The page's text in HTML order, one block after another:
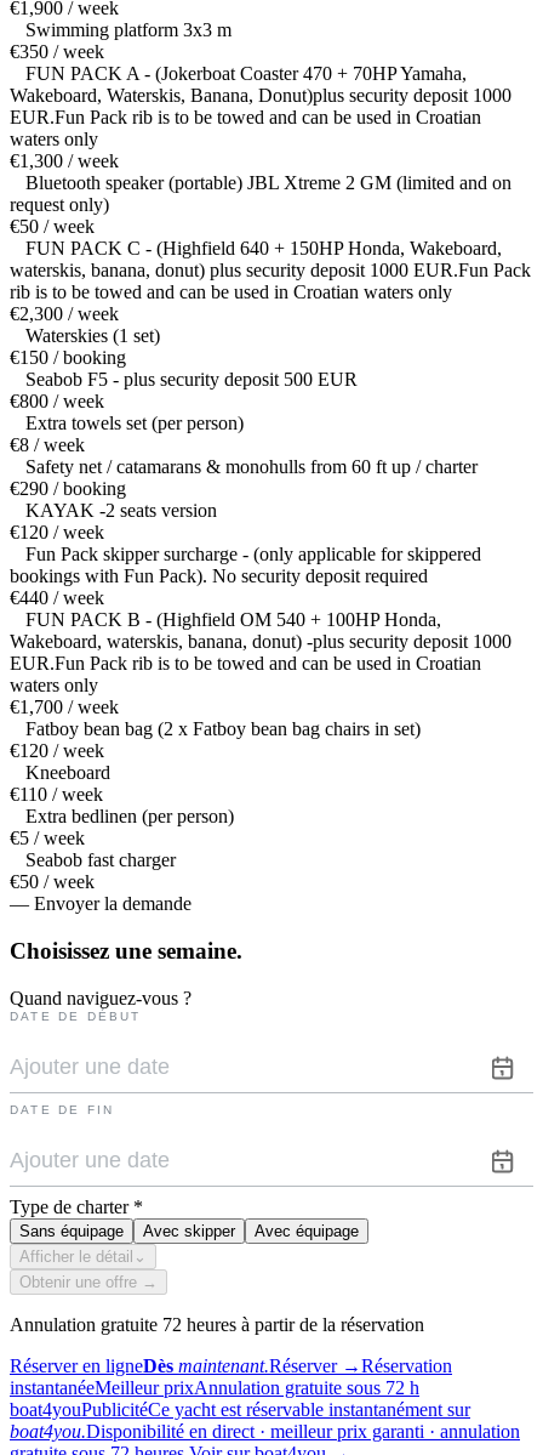
€1,900 / week
Swimming platform 3x3 m
€350 / week
FUN PACK A - (Jokerboat Coaster 470 + 70HP Yamaha,
Wakeboard, Waterskis, Banana, Donut)plus security deposit 1000
EUR.Fun Pack rib is to be towed and can be used in Croatian
waters only
€1,300 / week
Bluetooth speaker (portable) JBL Xtreme 2 GM (limited and on
request only)
€50 / week
FUN PACK C - (Highfield 640 + 150HP Honda, Wakeboard,
waterskis, banana, donut) plus security deposit 1000 EUR.Fun Pack
rib is to be towed and can be used in Croatian waters only
€2,300 / week
Waterskies (1 set)
€150 / booking
Seabob F5 - plus security deposit 500 EUR
€800 / week
Extra towels set (per person)
€8 / week
Safety net / catamarans & monohulls from 60 ft up / charter
€290 / booking
KAYAK -2 seats version
€120 / week
Fun Pack skipper surcharge - (only applicable for skippered
bookings with Fun Pack). No security deposit required
€440 / week
FUN PACK B - (Highfield OM 540 + 100HP Honda,
Wakeboard, waterskis, banana, donut) -plus security deposit 1000
EUR.Fun Pack rib is to be towed and can be used in Croatian
waters only
€1,700 / week
Fatboy bean bag (2 x Fatboy bean bag chairs in set)
€120 / week
Kneeboard
€110 / week
Extra bedlinen (per person)
€5 / week
Seabob fast charger
€50 / week
— Envoyer la demande
Choisissez une semaine.
Quand naviguez-vous ?
DATE DE DÉBUT
DATE DE FIN
Type de charter *
Sans équipage Avec skipper
Avec équipage
Afficher le détail ⌄
Obtenir une offre →
Annulation gratuite 72 heures à partir de la réservation
Réserver en ligneDès maintenant.Réserver →Réservation
instantanéeMeilleur prixAnnulation gratuite sous 72 h
boat4youPublicitéCe yacht est réservable instantanément sur
boat4you.Disponibilité en direct · meilleur prix garanti · annulation